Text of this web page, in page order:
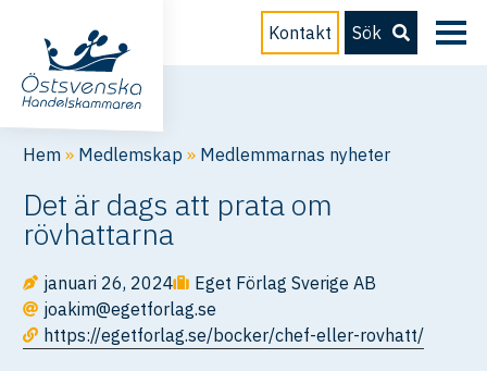
Kontakt Sök
Hem » Medlemskap » Medlemmarnas nyheter
Det är dags att prata om
rövhattarna
januari 26, 2024
Eget Förlag Sverige AB
joakim@egetforlag.se
https://egetforlag.se/bocker/chef-eller-rovhatt/